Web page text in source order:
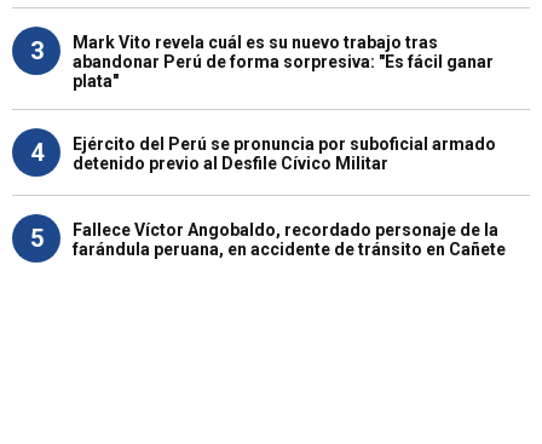
3
Mark Vito revela cuál es su nuevo trabajo tras
abandonar Perú de forma sorpresiva: "Es fácil ganar
plata"
4
Ejército del Perú se pronuncia por suboficial armado
detenido previo al Desfile Cívico Militar
5
Fallece Víctor Angobaldo, recordado personaje de la
farándula peruana, en accidente de tránsito en Cañete